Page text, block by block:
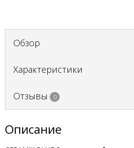
Обзор
Характеристики
Отзывы 0
Описание